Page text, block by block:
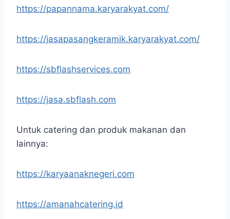
https://papannama.karyarakyat.com/
https://jasapasangkeramik.karyarakyat.com/
https://sbflashservices.com
https://jasa.sbflash.com
Untuk catering dan produk makanan dan
lainnya:
https://karyaanaknegeri.com
https://amanahcatering.id